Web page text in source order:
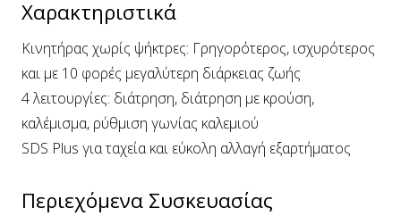
Χαρακτηριστικά
Κινητήρας χωρίς ψήκτρες: Γρηγορότερος, ισχυρότερος
και με 10 φορές μεγαλύτερη διάρκειας ζωής
4 λειτουργίες: διάτρηση, διάτρηση με κρούση,
καλέμισμα, ρύθμιση γωνίας καλεμιού
SDS Plus για ταχεία και εύκολη αλλαγή εξαρτήματος
Περιεχόμενα Συσκευασίας